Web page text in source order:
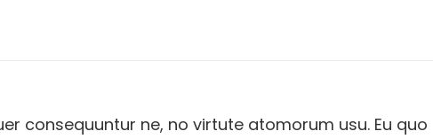
consequuntur ne, no virtute atomorum usu. Eu quo